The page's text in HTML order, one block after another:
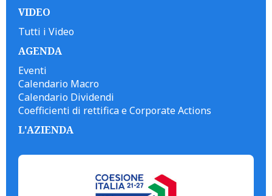
VIDEO
Tutti i Video
AGENDA
Eventi
Calendario Macro
Calendario Dividendi
Coefficienti di rettifica e Corporate Actions
L'AZIENDA